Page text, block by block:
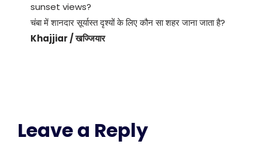
sunset views?
चंबा में शानदार सूर्यास्त दृश्यों के लिए कौन सा शहर जाना जाता है?
Khajjiar / खज्जियार
Leave a Reply